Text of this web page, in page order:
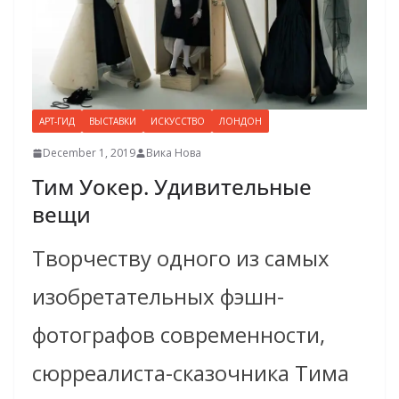
АРТ-ГИД ВЫСТАВКИ ИСКУССТВО ЛОНДОН
December 1, 2019 Вика Нова
Тим Уокер. Удивительные
вещи
Творчеству одного из самых
изобретательных фэшн-
фотографов современности,
сюрреалиста-сказочника Тима